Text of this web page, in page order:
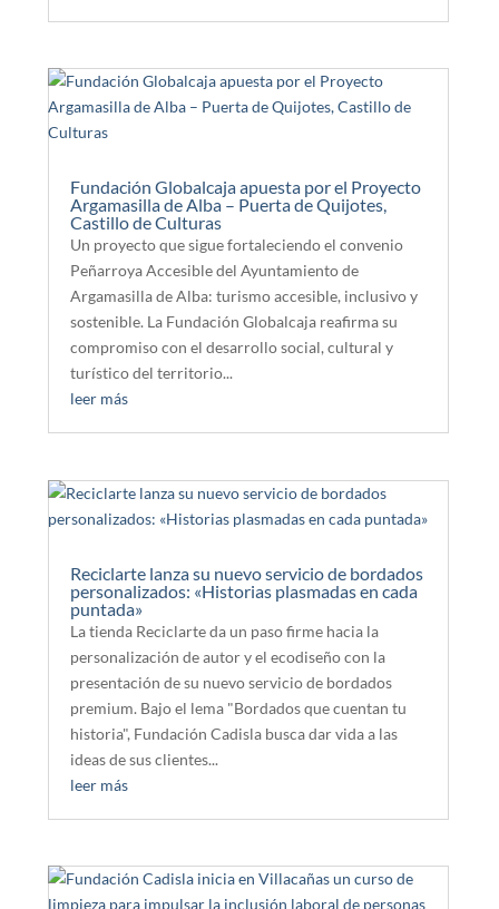
Fundación Globalcaja apuesta por el Proyecto
Argamasilla de Alba – Puerta de Quijotes,
Castillo de Culturas
Un proyecto que sigue fortaleciendo el convenio
Peñarroya Accesible del Ayuntamiento de
Argamasilla de Alba: turismo accesible, inclusivo y
sostenible. La Fundación Globalcaja reafirma su
compromiso con el desarrollo social, cultural y
turístico del territorio...
leer más
Reciclarte lanza su nuevo servicio de bordados
personalizados: «Historias plasmadas en cada
puntada»
La tienda Reciclarte da un paso firme hacia la
personalización de autor y el ecodiseño con la
presentación de su nuevo servicio de bordados
premium. Bajo el lema "Bordados que cuentan tu
historia", Fundación Cadisla busca dar vida a las
ideas de sus clientes...
leer más